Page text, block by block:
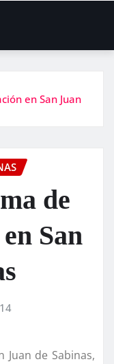
en San Juan
de
San
Juan de Sabinas,